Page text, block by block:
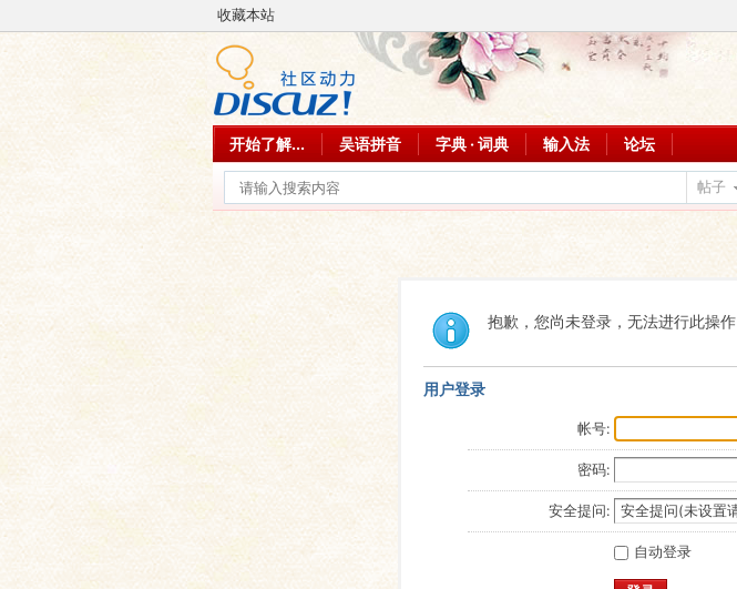
收藏本站
开始了解... 吴语拼音 字典 · 词典 输入法 论坛
帖子
抱歉，您尚未登录，无法进行此操作
用户登录
帐号:
密码:
安全提问:
自动登录